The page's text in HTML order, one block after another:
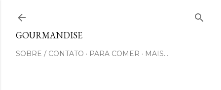
GOURMANDISE
SOBRE / CONTATO PARA COMER MAIS…